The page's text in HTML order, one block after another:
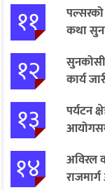
११
कथा
१२
कार्य
१३
पर्यटन
१४
अविरल